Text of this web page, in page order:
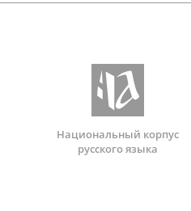
Национальный корпус
русского языка